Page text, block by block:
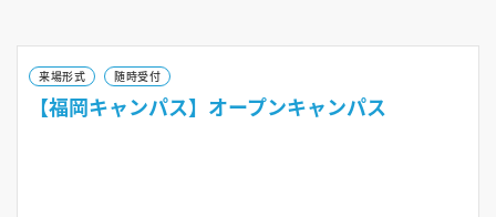
来場形式 随時受付
【福岡キャンパス】オープンキャンパス